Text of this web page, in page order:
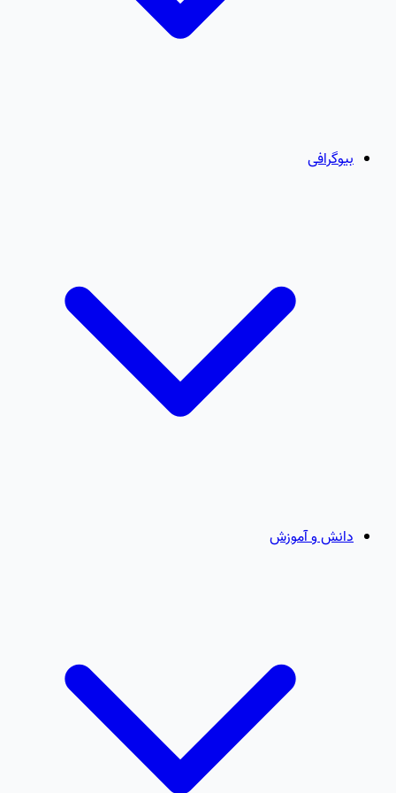
بیوگرافی
دانش و آموزش